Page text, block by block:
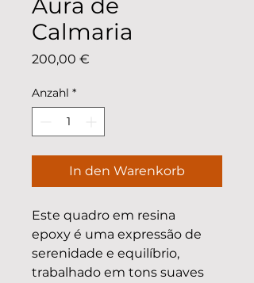
Aura de
Calmaria
200,00 €
Anzahl *
In den Warenkorb
Este quadro em resina
epoxy é uma expressão de
serenidade e equilíbrio,
trabalhado em tons suaves